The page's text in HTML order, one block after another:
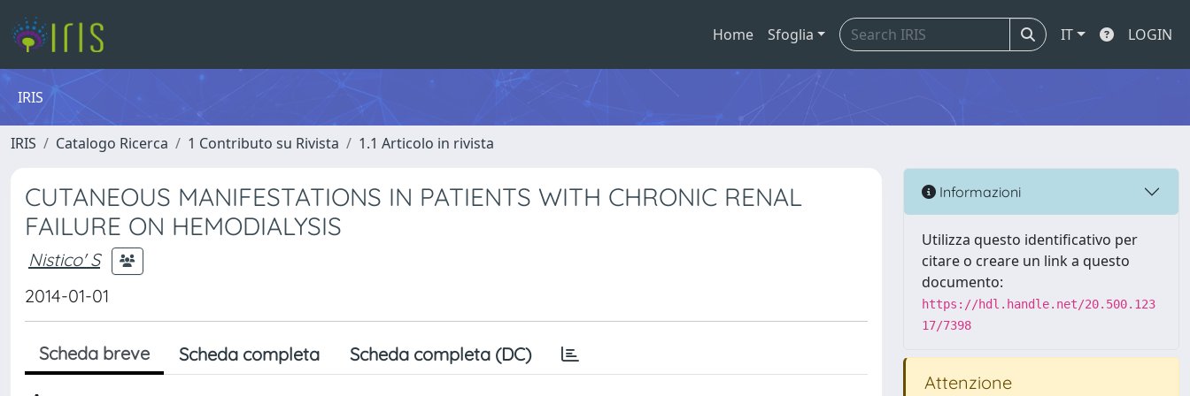
Home Sfoglia IT LOGIN
IRIS
IRIS Catalogo Ricerca 1 Contributo su Rivista 1.1 Articolo in rivista
CUTANEOUS MANIFESTATIONS IN PATIENTS WITH CHRONIC RENAL
FAILURE ON HEMODIALYSIS
Nistico' S
2014-01-01
Scheda breve Scheda completa Scheda completa (DC)
Informazioni
Utilizza questo identificativo per
citare o creare un link a questo
documento:
https://hdl.handle.net/20.500.123
17/7398
Attenzione